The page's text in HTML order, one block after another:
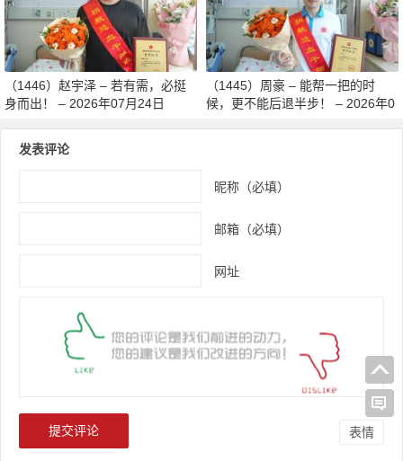
（1446）赵宇泽 – 若有需，必挺
身而出！ – 2026年07月24日
（1445）周豪 – 能帮一把的时
候，更不能后退半步！ – 2026年0
发表评论
昵称（必填）
邮箱（必填）
网址
表情